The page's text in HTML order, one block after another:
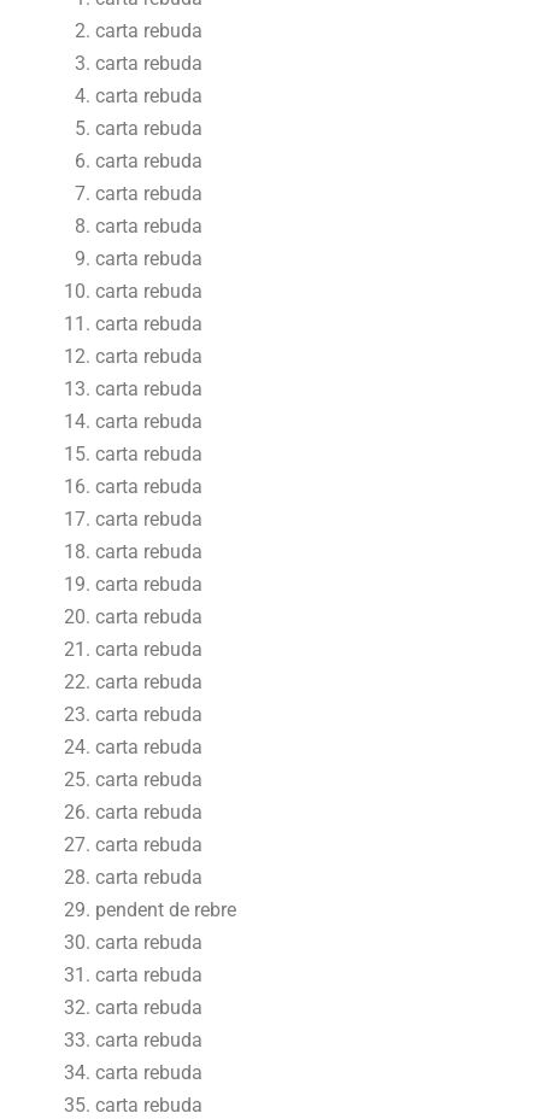
carta rebuda
carta rebuda
carta rebuda
carta rebuda
carta rebuda
carta rebuda
carta rebuda
carta rebuda
carta rebuda
carta rebuda
carta rebuda
carta rebuda
carta rebuda
carta rebuda
carta rebuda
carta rebuda
carta rebuda
carta rebuda
carta rebuda
carta rebuda
carta rebuda
carta rebuda
carta rebuda
carta rebuda
carta rebuda
carta rebuda
carta rebuda
pendent de rebre
carta rebuda
carta rebuda
carta rebuda
carta rebuda
carta rebuda
carta rebuda